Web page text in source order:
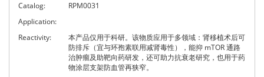
Catalog:
RPM0031
Application:
Reactivity:
本产品仅用于科研。该物质应用于多领域：肾移植术后可
防排斥（宜与环孢素联用减肾毒性），能抑 mTOR 通路
治肿瘤及助靶向药研发，还可助力抗衰老研究，也用于药
物涂层支架防血管再狭窄。